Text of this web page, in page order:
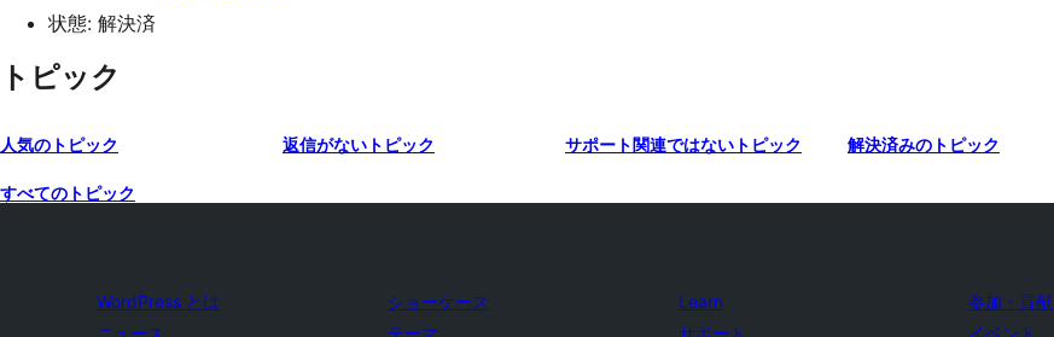
状態: 解決済
トピック
人気のトピック 返信がないトピック サポート関連ではないトピック 解決済みのトピック
すべてのトピック
WordPress とは
ニュース
ショーケース
テーマ
Learn
サポート
参加・貢献
イベント